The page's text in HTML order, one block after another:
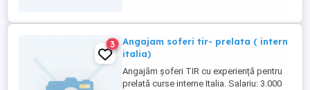
3
Angajam soferi tir- prelata ( intern
italia)
Angajăm șoferi TIR cu experiență pentru
prelată curse interne Italia. Salariu: 3.000